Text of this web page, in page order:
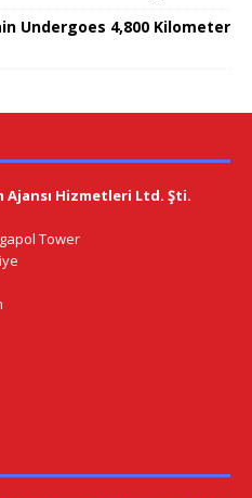
Undergoes 4,800 Kilometer
Ajansı Hizmetleri Ltd. Şti.
Tower